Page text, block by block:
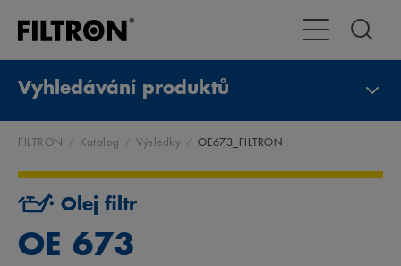
Přepnout
Vyhledávání produktů
FILTRON Katalog Výsledky OE673_FILTRON
Olej filtr
OE 673